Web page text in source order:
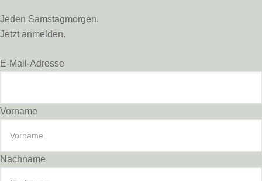
Jeden Samstagmorgen.
Jetzt anmelden.
E-Mail-Adresse
Vorname
Nachname